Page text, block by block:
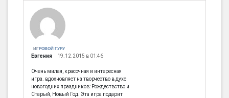
ИГРОВОЙ ГУРУ
Евгения 19.12.2015 в 01:46
Очень милая, красочная и интересная
игра. вдохновляет на творчество в духе
новогодних праздников: Рождествство и
Старый, Новый Год. Эта игра подарит